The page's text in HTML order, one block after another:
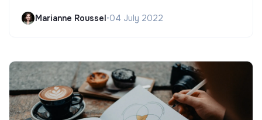
Marianne Roussel•04 July 2022